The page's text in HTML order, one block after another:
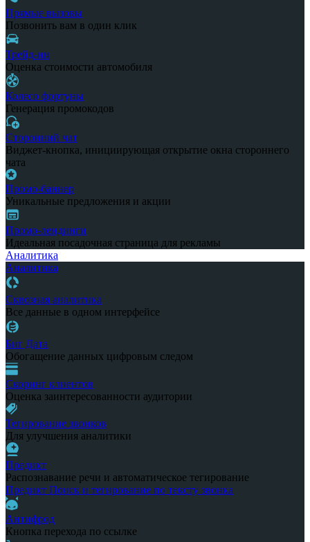
Прямые вызовы
Позвонить вам в один клик
Трейд-ин
Оценка стоимости автомобиля
Колесо фортуны
Генерация промокодов
Сторонний чат
Виджет-кнопка, инициирующая открытие окна стороннего
чата
Промо-баннер
Уникальные предложения и акции
Промо-лендинги
Идеальная посадочная страница для рекламы
Аналитика
Аналитика
Сквозная аналитика
Все данные в одном интерфейсе
Биг Дата
Обогащение данных цифровым следом
Скоринг клиентов
Оценка заинтересованности аудитории
Тегирование звонков
Для улучшения аналитики
Предикт
Распознавание речи и автоматическое тегирование
Предикт Поиск и тегирование по тексту звонка
Антифрод
Кнопка перехода по ссылке